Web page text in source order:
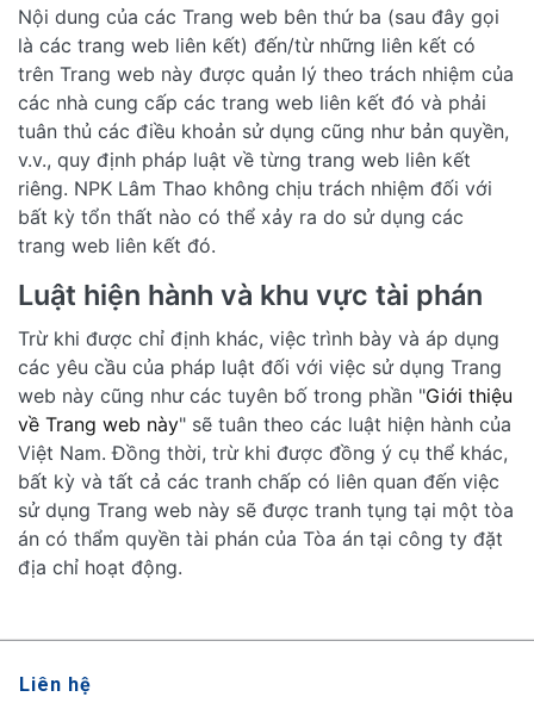
Nội dung của các Trang web bên thứ ba (sau đây gọi
là các trang web liên kết) đến/từ những liên kết có
trên Trang web này được quản lý theo trách nhiệm của
các nhà cung cấp các trang web liên kết đó và phải
tuân thủ các điều khoản sử dụng cũng như bản quyền,
v.v., quy định pháp luật về từng trang web liên kết
riêng. NPK Lâm Thao không chịu trách nhiệm đối với
bất kỳ tổn thất nào có thể xảy ra do sử dụng các
trang web liên kết đó.
Luật hiện hành và khu vực tài phán
Trừ khi được chỉ định khác, việc trình bày và áp dụng
các yêu cầu của pháp luật đối với việc sử dụng Trang
web này cũng như các tuyên bố trong phần "Giới thiệu
về Trang web này" sẽ tuân theo các luật hiện hành của
Việt Nam. Đồng thời, trừ khi được đồng ý cụ thể khác,
bất kỳ và tất cả các tranh chấp có liên quan đến việc
sử dụng Trang web này sẽ được tranh tụng tại một tòa
án có thẩm quyền tài phán của Tòa án tại công ty đặt
địa chỉ hoạt động.
Liên hệ